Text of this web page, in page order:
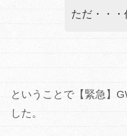
ただ・・・
ということで【緊急】
した。